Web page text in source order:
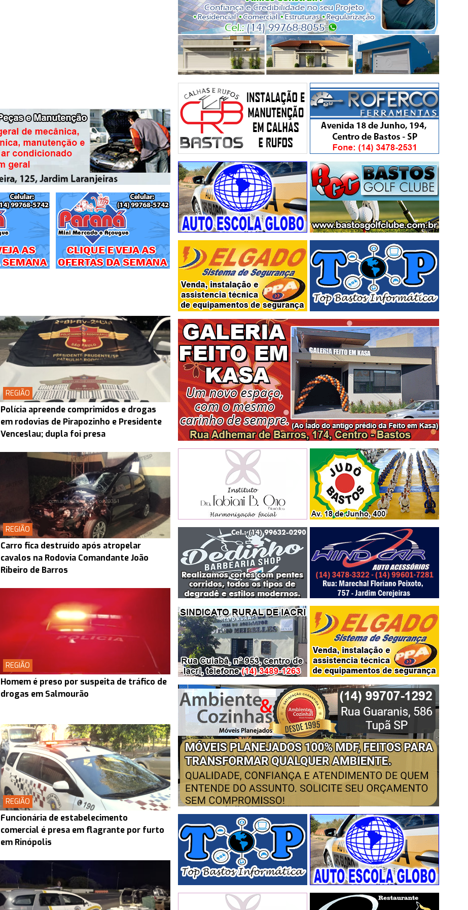
REGIÃO
Polícia apreende comprimidos e drogas
em rodovias de Pirapozinho e Presidente
Venceslau; dupla foi presa
REGIÃO
Carro fica destruído após atropelar
cavalos na Rodovia Comandante João
Ribeiro de Barros
REGIÃO
Homem é preso por suspeita de tráfico de
drogas em Salmourão
REGIÃO
Funcionária de estabelecimento
comercial é presa em flagrante por furto
em Rinópolis